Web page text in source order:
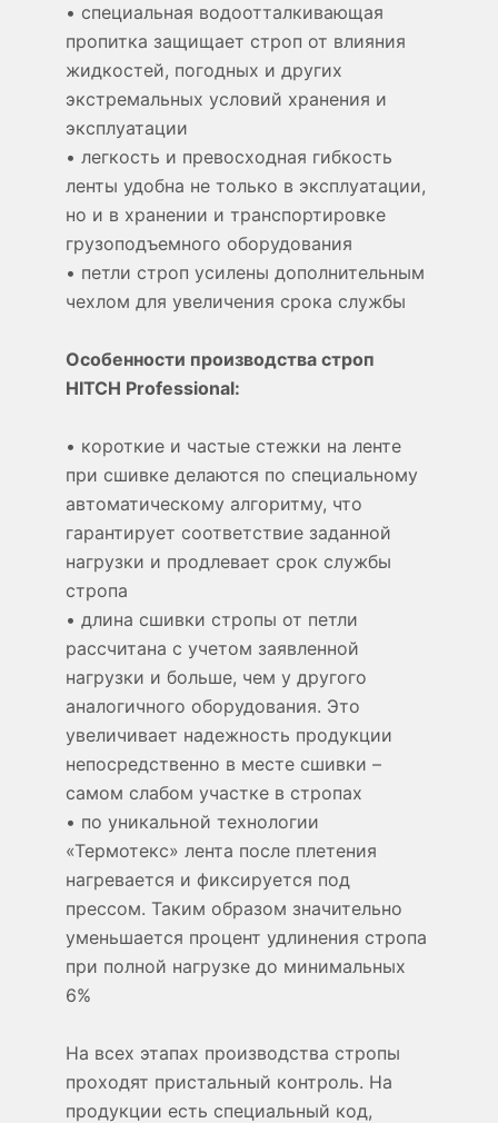
• специальная водоотталкивающая
пропитка защищает строп от влияния
жидкостей, погодных и других
экстремальных условий хранения и
эксплуатации
• легкость и превосходная гибкость
ленты удобна не только в эксплуатации,
но и в хранении и транспортировке
грузоподъемного оборудования
• петли строп усилены дополнительным
чехлом для увеличения срока службы
Особенности производства строп
HITCH Professional:
• короткие и частые стежки на ленте
при сшивке делаются по специальному
автоматическому алгоритму, что
гарантирует соответствие заданной
нагрузки и продлевает срок службы
стропа
• длина сшивки стропы от петли
рассчитана с учетом заявленной
нагрузки и больше, чем у другого
аналогичного оборудования. Это
увеличивает надежность продукции
непосредственно в месте сшивки –
самом слабом участке в стропах
• по уникальной технологии
«Термотекс» лента после плетения
нагревается и фиксируется под
прессом. Таким образом значительно
уменьшается процент удлинения стропа
при полной нагрузке до минимальных
6%
На всех этапах производства стропы
проходят пристальный контроль. На
продукции есть специальный код,